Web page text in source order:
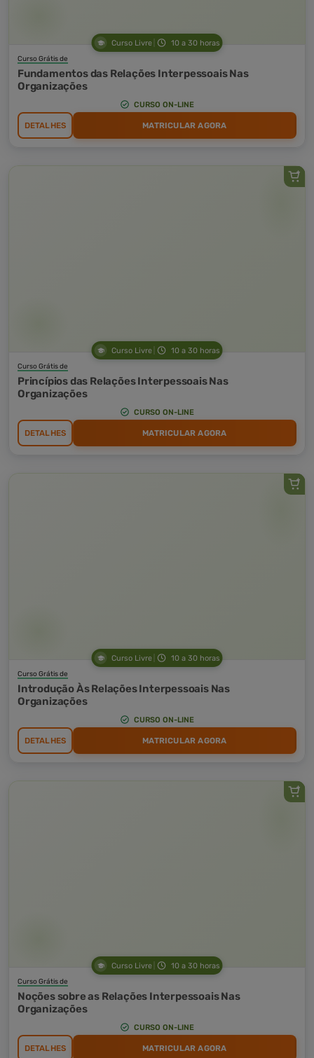
Curso Livre 10 a 30 horas
Curso Grátis de
Fundamentos das Relações Interpessoais Nas
Organizações
CURSO ON-LINE
DETALHES MATRICULAR AGORA
Curso Livre 10 a 30 horas
Curso Grátis de
Princípios das Relações Interpessoais Nas
Organizações
CURSO ON-LINE
DETALHES MATRICULAR AGORA
Curso Livre 10 a 30 horas
Curso Grátis de
Introdução Às Relações Interpessoais Nas
Organizações
CURSO ON-LINE
DETALHES MATRICULAR AGORA
Curso Livre 10 a 30 horas
Curso Grátis de
Noções sobre as Relações Interpessoais Nas
Organizações
CURSO ON-LINE
DETALHES MATRICULAR AGORA